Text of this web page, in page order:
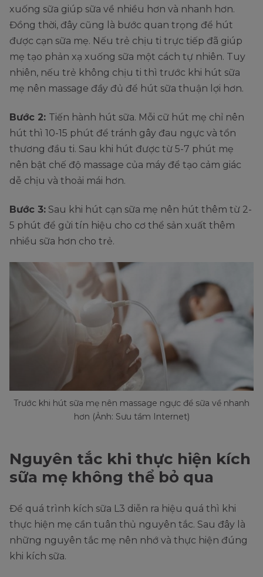
xuống sữa giúp sữa về nhiều hơn và nhanh hơn.
Đồng thời, đây cũng là bước quan trọng để hút
được cạn sữa mẹ. Nếu trẻ chịu ti trực tiếp đã giúp
mẹ tạo phản xạ xuống sữa một cách tự nhiên. Tuy
nhiên, nếu trẻ không chịu ti thì trước khi hút sữa
mẹ nên massage đầy đủ để hút sữa thuận lợi hơn.
Bước 2: Tiến hành hút sữa. Mỗi cữ hút mẹ chỉ nên
hút thì 10-15 phút để tránh gây đau ngực và tổn
thương đầu ti. Sau khi hút được từ 5-7 phút mẹ
nên bật chế độ massage của máy để tạo cảm giác
dễ chịu và thoải mái hơn.
Bước 3: Sau khi hút cạn sữa mẹ nên hút thêm từ 2-
5 phút để gửi tín hiệu cho cơ thể sản xuất thêm
nhiều sữa hơn cho trẻ.
Trước khi hút sữa mẹ nên massage ngực để sữa về nhanh
hơn (Ảnh: Sưu tầm Internet)
Nguyên tắc khi thực hiện kích
sữa mẹ không thể bỏ qua
Để quá trình kích sữa L3 diễn ra hiệu quá thì khi
thực hiện mẹ cần tuân thủ nguyên tắc. Sau đây là
những nguyên tắc mẹ nên nhớ và thực hiện đúng
khi kích sữa.